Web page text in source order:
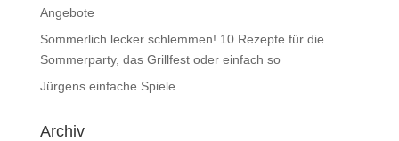
Angebote
Sommerlich lecker schlemmen! 10 Rezepte für die
Sommerparty, das Grillfest oder einfach so
Jürgens einfache Spiele
Archiv